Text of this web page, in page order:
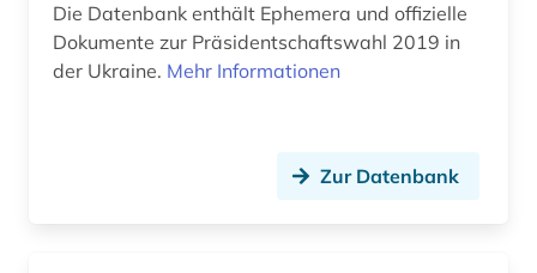
altkanaanäisch (1)
altkarte (1)
Die Datenbank enthält Ephemera und offizielle
Dokumente zur Präsidentschaftswahl 2019 in
der Ukraine. Mehr Informationen
Zur Datenbank